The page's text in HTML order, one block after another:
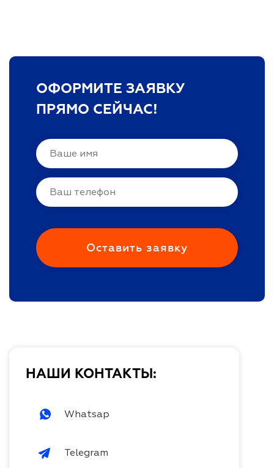
ОФОРМИТЕ ЗАЯВКУ
ПРЯМО СЕЙЧАС!
НАШИ КОНТАКТЫ:
Whatsap
Telegram